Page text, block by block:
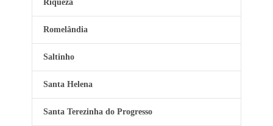
Riqueza
Romelândia
Saltinho
Santa Helena
Santa Terezinha do Progresso